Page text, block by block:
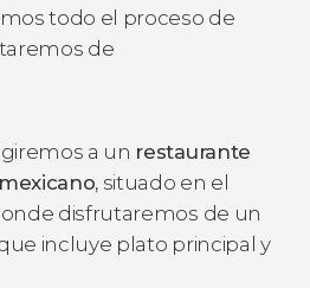
todo el proceso de
de
a un restaurante
, situado en el
disfrutaremos de un
incluye plato principal y